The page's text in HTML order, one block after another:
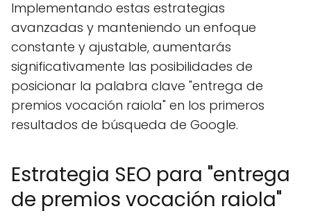
Implementando estas estrategias
avanzadas y manteniendo un enfoque
constante y ajustable, aumentarás
significativamente las posibilidades de
posicionar la palabra clave "entrega de
premios vocación raiola" en los primeros
resultados de búsqueda de Google.
Estrategia SEO para "entrega
de premios vocación raiola"